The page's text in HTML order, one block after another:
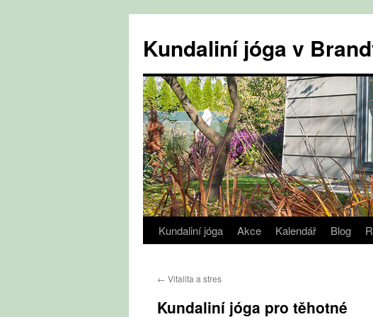
obsahu
webu
Kundaliní jóga v
Kundaliní jóga Akce Kalendář Blog
← Vitalita a stres
Kundaliní jóga pro těhotné